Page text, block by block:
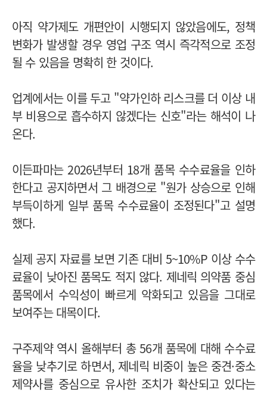
아직 약가제도 개편안이 시행되지 않았음에도, 정책
변화가 발생할 경우 영업 구조 역시 즉각적으로 조정
될 수 있음을 명확히 한 것이다.
업계에서는 이를 두고 "약가인하 리스크를 더 이상 내
부 비용으로 흡수하지 않겠다는 신호"라는 해석이 나
온다.
이든파마는 2026년부터 18개 품목 수수료율을 인하
한다고 공지하면서 그 배경으로 "원가 상승으로 인해
부득이하게 일부 품목 수수료율이 조정된다"고 설명
했다.
실제 공지 자료를 보면 기존 대비 5~10%P 이상 수수
료율이 낮아진 품목도 적지 않다. 제네릭 의약품 중심
품목에서 수익성이 빠르게 악화되고 있음을 그대로
보여주는 대목이다.
구주제약 역시 올해부터 총 56개 품목에 대해 수수료
율을 낮추기로 하면서, 제네릭 비중이 높은 중견·중소
제약사를 중심으로 유사한 조치가 확산되고 있다는